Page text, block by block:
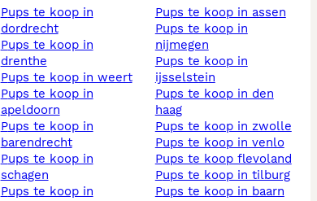
pups te koop in
dordrecht
pups te koop in
drenthe
pups te koop in weert
pups te koop in
apeldoorn
pups te koop in
barendrecht
pups te koop in
schagen
pups te koop in
pups te koop in assen
pups te koop in
nijmegen
pups te koop in
ijsselstein
pups te koop in den
haag
pups te koop in zwolle
pups te koop in venlo
pups te koop flevoland
pups te koop in tilburg
pups te koop in baarn